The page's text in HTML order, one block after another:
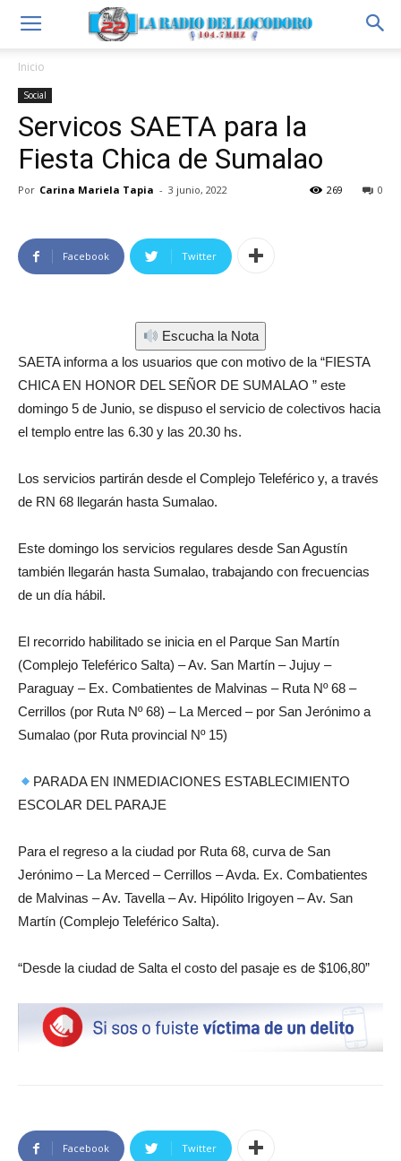
Inicio
Social
Servicos SAETA para la
Fiesta Chica de Sumalao
Por Carina Mariela Tapia - 3 junio, 2022 0
269
Facebook Twitter
Escucha la Nota
SAETA informa a los usuarios que con motivo de la “FIESTA
CHICA EN HONOR DEL SEÑOR DE SUMALAO ” este
domingo 5 de Junio, se dispuso el servicio de colectivos hacia
el templo entre las 6.30 y las 20.30 hs.
Los servicios partirán desde el Complejo Teleférico y, a través
de RN 68 llegarán hasta Sumalao.
Este domingo los servicios regulares desde San Agustín
también llegarán hasta Sumalao, trabajando con frecuencias
de un día hábil.
El recorrido habilitado se inicia en el Parque San Martín
(Complejo Teleférico Salta) – Av. San Martín – Jujuy –
Paraguay – Ex. Combatientes de Malvinas – Ruta Nº 68 –
Cerrillos (por Ruta Nº 68) – La Merced – por San Jerónimo a
Sumalao (por Ruta provincial Nº 15)
PARADA EN INMEDIACIONES ESTABLECIMIENTO
ESCOLAR DEL PARAJE
Para el regreso a la ciudad por Ruta 68, curva de San
Jerónimo – La Merced – Cerrillos – Avda. Ex. Combatientes
de Malvinas – Av. Tavella – Av. Hipólito Irigoyen – Av. San
Martín (Complejo Teleférico Salta).
“Desde la ciudad de Salta el costo del pasaje es de $106,80”
Facebook Twitter